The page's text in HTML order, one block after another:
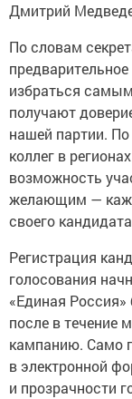
Дмитрий
По словам
избраться
получают
нашей партии.
коллег в
возможность
желающим —
своего
Регистрация
голосования
«Единая Россия»
после в течение
кампанию. Само
в электронной
и прозрачности